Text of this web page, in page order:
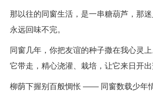
那以往的同窗生活，是一串糖葫芦，那
永远回味不完。
同窗几年，你把友谊的种子撒在我心灵
它带走，精心浇灌、栽培，让它来日开出
柳荫下握别百般惆怅 ―― 同窗数载少年